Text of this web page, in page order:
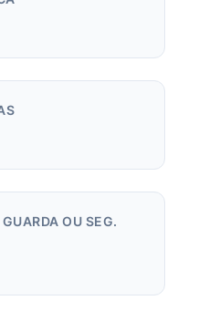
OU SEG.